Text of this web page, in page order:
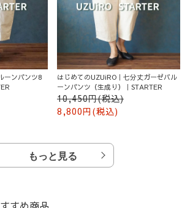
ーンパンツ8
はじめてのUZUiRO｜七分丈ガーゼバル
ーンパンツ（生成り）｜STARTER
10,450円(税込)
8,800円(税込)
もっと見る